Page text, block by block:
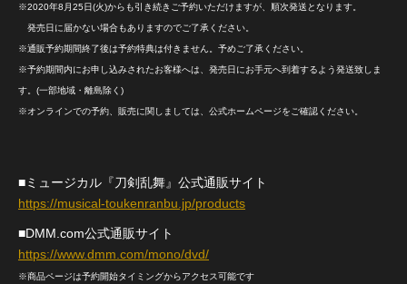
※2020年8月25日(火)からも引き続きご予約いただけますが、順次発送となります。
発売日に届かない場合もありますのでご了承ください。
※通販予約期間終了後は予約特典は付きません。予めご了承ください。
※予約期間内にお申し込みされたお客様へは、発売日にお手元へ到着するよう発送致しま
す。(一部地域・離島除く)
※オンラインでの予約、販売に関しましては、公式ホームページをご確認ください。
■ミュージカル『刀剣乱舞』公式通販サイト
https://musical-toukenranbu.jp/products
■DMM.com公式通販サイト
https://www.dmm.com/mono/dvd/
※商品ページは予約開始タイミングからアクセス可能です